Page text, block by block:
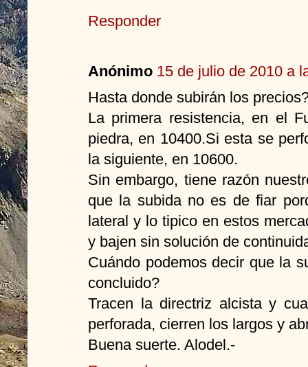
Responder
Anónimo 15 de julio de 2010 a
Hasta donde subirán los
La primera resistencia, en el
piedra, en 10400.Si esta se
la siguiente, en 10600.
Sin embargo, tiene razón
que la subida no es de fiar
lateral y lo tipico en estos
y bajen sin solución de
Cuándo podemos decir que la
concluido?
Tracen la directriz alcista y
perforada, cierren los largos y
Buena suerte. Alodel.-